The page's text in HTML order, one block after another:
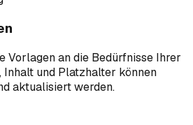
Vorlagen an die Bedürfnisse Ihrer
Inhalt und Platzhalter können
aktualisiert werden.